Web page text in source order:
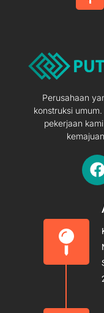
Perusahaan
konstruksi
pekerjaan